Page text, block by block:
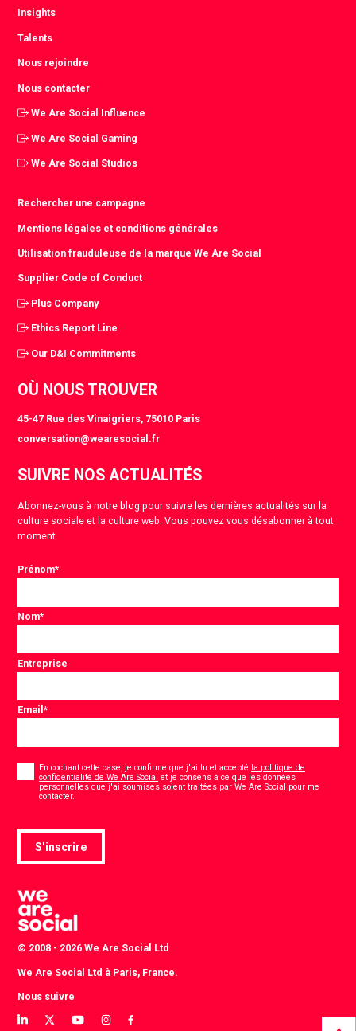
Insights
Talents
Nous rejoindre
Nous contacter
We Are Social Influence
We Are Social Gaming
We Are Social Studios
Rechercher une campagne
Mentions légales et conditions générales
Utilisation frauduleuse de la marque We Are Social
Supplier Code of Conduct
Plus Company
Ethics Report Line
Our D&I Commitments
OÙ NOUS TROUVER
45-47 Rue des Vinaigriers, 75010 Paris
conversation@wearesocial.fr
SUIVRE NOS ACTUALITÉS
Abonnez-vous à notre blog pour suivre les dernières actualités sur la
culture sociale et la culture web. Vous pouvez vous désabonner à tout
moment.
Prénom*
Nom*
Entreprise
Email*
Consentement
En cochant cette case, je confirme que j'ai lu et accepté la politique de
confidentialité de We Are Social et je consens à ce que les données
personnelles que j'ai soumises soient traitées par We Are Social pour me
contacter.
S'inscrire
© 2008 - 2026 We Are Social Ltd
We Are Social Ltd à Paris, France.
Nous suivre
View
View
View
View
View